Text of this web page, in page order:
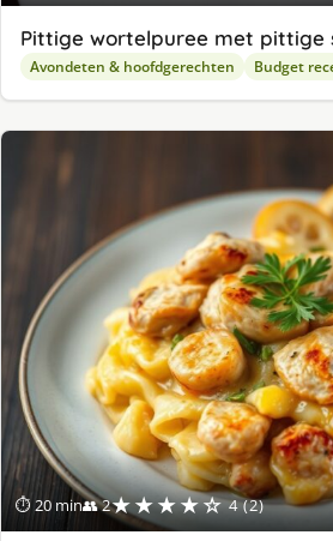
Pittige wortelpuree met pittige
Avondeten & hoofdgerechten Budget
⏱ 20 min👥 2★★★★☆ 4 (2)